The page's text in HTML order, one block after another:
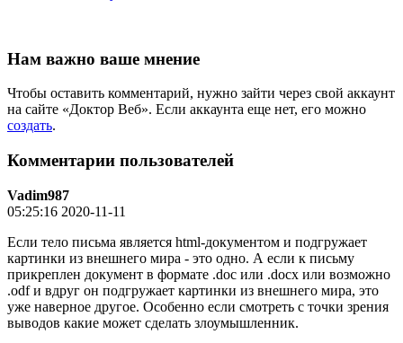
Нам важно ваше мнение
Чтобы оставить комментарий, нужно зайти через свой аккаунт
на сайте «Доктор Веб». Если аккаунта еще нет, его можно
создать.
Комментарии пользователей
Vadim987
05:25:16 2020-11-11
Если тело письма является html-документом и подгружает
картинки из внешнего мира - это одно. А если к письму
прикреплен документ в формате .doc или .docx или возможно
.odf и вдруг он подгружает картинки из внешнего мира, это
уже наверное другое. Особенно если смотреть с точки зрения
выводов какие может сделать злоумышленник.